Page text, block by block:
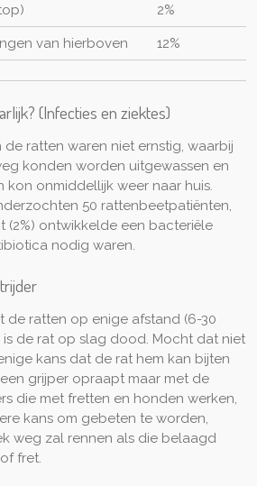
2%
van hierboven 12%
(Infecties en ziektes)
ratten waren niet ernstig, waarbij
konden worden uitgewassen en
kon onmiddellijk weer naar huis.
50 rattenbeetpatiënten,
(2%) ontwikkelde een bacteriële
nodig waren.
de ratten op enige afstand (6-30
de rat op slag dood. Mocht dat niet
kans dat de rat hem kan bijten
grijper opraapt maar met de
die met fretten en honden werken,
kans om gebeten te worden,
weg zal rennen als die belaagd
fret.